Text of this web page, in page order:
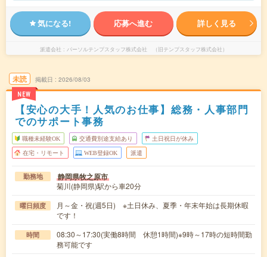
気になる! 応募へ進む 詳しく見る
派遣会社 パーソルテンプスタッフ株式会社 （旧テンプスタッフ株式会社）
未読
NEW
掲載日 2026/08/03
【安心の大手！人気のお仕事】総務・人事部門
でのサポート事務
職種未経験OK 交通費別途支給あり 土日祝日が休み
在宅・リモート WEB登録OK 派遣
勤務地 静岡県牧之原市
菊川(静岡県)駅から車20分
曜日頻度
月～金・祝(週5日) ※土日休み、夏季・年末年始は長期休暇
です！
時間
08:30～17:30(実働8時間 休憩1時間)※9時～17時の短時間勤
務可能です